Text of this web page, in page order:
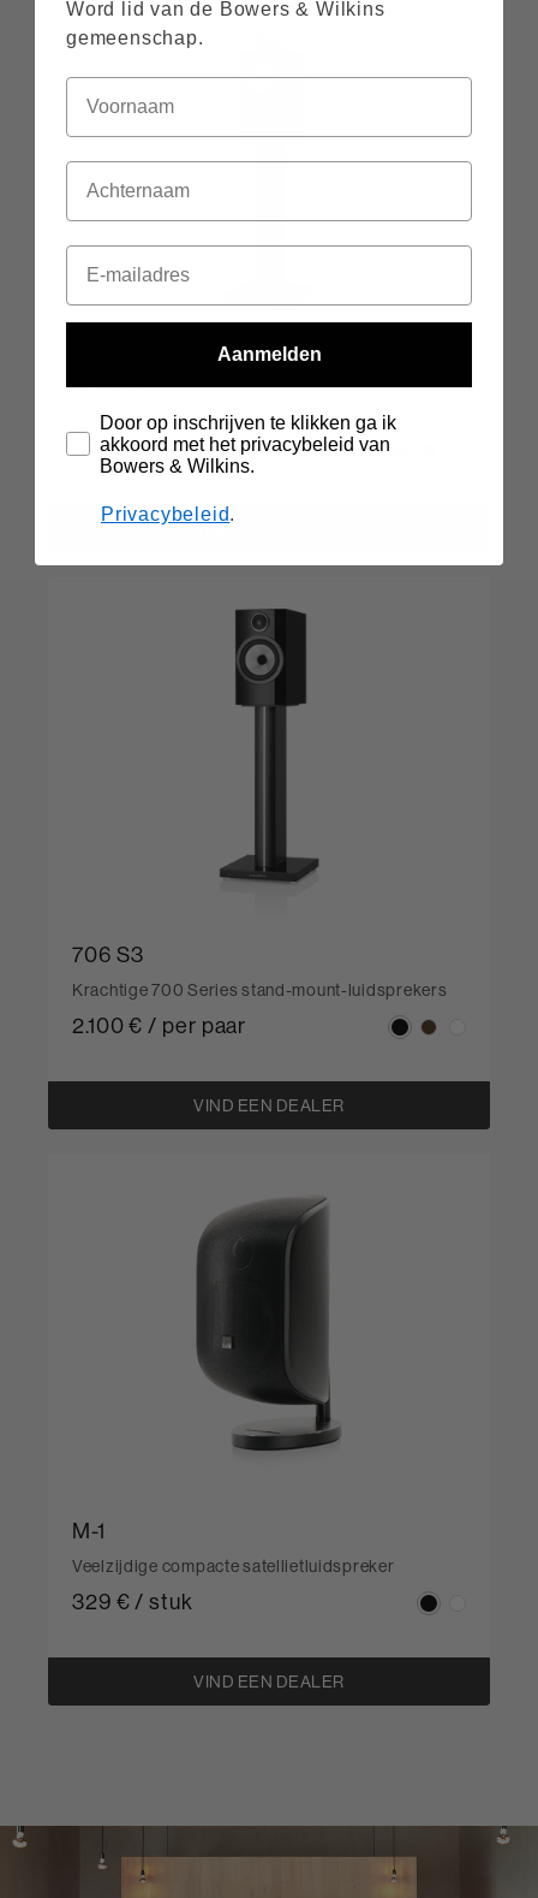
Krachtige 700 Series stand-mount-luidsprekers
3.200 € / per paar
VIND EEN DEALER
706 S3
Krachtige 700 Series stand-mount-luidsprekers
2.100 € / per paar
VIND EEN DEALER
M-1
Veelzijdige compacte satellietluidspreker
329 € / stuk
VIND EEN DEALER
Word lid van de Bowers & Wilkins
gemeenschap.
Aanmelden
Door op inschrijven te klikken ga ik
akkoord met het privacybeleid van
Bowers & Wilkins.
Privacybeleid.